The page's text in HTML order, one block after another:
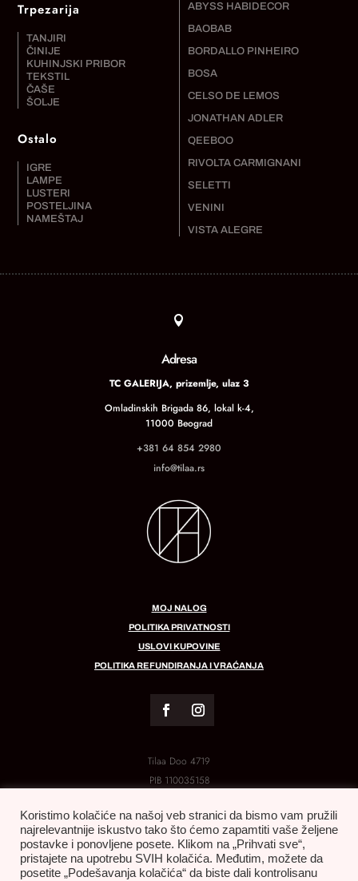
Trpezarija
TANJIRI
ČINIJE
KUHINJSKI PRIBOR
TEKSTIL
ČAŠE
ŠOLJE
Ostalo
IGRE
LAMPE
LUSTERI
POSTELJINA
NAMEŠTAJ
ABYSS HABIDECOR
BAOBAB
BORDALLO PINHEIRO
BOSA
CELSO DE LEMOS
JONATHAN ADLER
QEEBOO
RIVOLTA CARMIGNANI
SELETTI
VENINI
VISTA ALEGRE

Adresa
TC GALERIJA, prizemlje, ulaz 3
Omladinskih Brigada 86, lokal k-4,
11000 Beograd
+381 64 854 2980
info@tilaa.rs
MOJ NALOG
POLITIKA PRIVATNOSTI
USLOVI KUPOVINE
POLITIKA REFUNDIRANJA I VRAĆANJA
Tilaa Doo 4719
PIB 110035158
Koristimo kolačiće na našoj veb stranici da bismo vam pružili
najrelevantnije iskustvo tako što ćemo zapamtiti vaše željene
postavke i ponovljene posete. Klikom na „Prihvati sve“,
pristajete na upotrebu SVIH kolačića. Međutim, možete da
posetite „Podešavanja kolačića“ da biste dali kontrolisanu